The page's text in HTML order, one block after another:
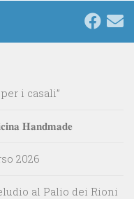
i casali”
𝐇𝐚𝐧𝐝𝐦𝐚𝐝𝐞
2026
al Palio dei Rioni